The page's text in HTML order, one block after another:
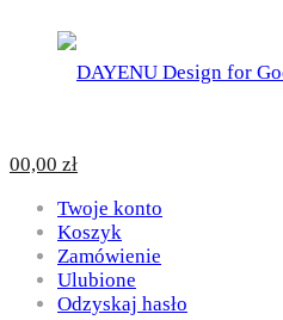
00,00 zł
Twoje konto
Koszyk
Zamówienie
Ulubione
Odzyskaj hasło